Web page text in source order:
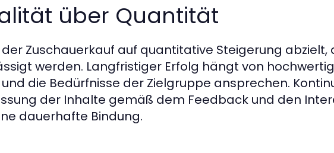
über Quantität
Zuschauerkauf auf quantitative Steigerung
werden. Langfristiger Erfolg hängt von
die Bedürfnisse der Zielgruppe ansprechen.
der Inhalte gemäß dem Feedback und den
dauerhafte Bindung.